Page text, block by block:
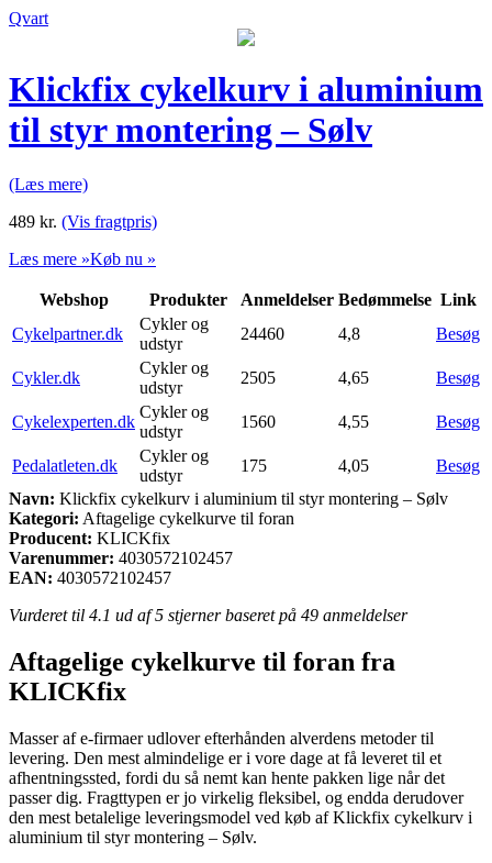
Qvart
Klickfix cykelkurv i aluminium
til styr montering – Sølv
(Læs mere)
489 kr. (Vis fragtpris)
Læs mere »Køb nu »
Webshop Produkter Anmeldelser Bedømmelse Link
Cykelpartner.dk
Cykler og
udstyr
24460 4,8 Besøg
Cykler.dk
Cykler og
udstyr
2505 4,65 Besøg
Cykelexperten.dk
Cykler og
udstyr
1560 4,55 Besøg
Pedalatleten.dk
Cykler og
udstyr
175 4,05
Besøg
Navn: Klickfix cykelkurv i aluminium til styr montering – Sølv
Kategori: Aftagelige cykelkurve til foran
Producent: KLICKfix
Varenummer: 4030572102457
EAN: 4030572102457
Vurderet til 4.1 ud af 5 stjerner baseret på 49 anmeldelser
Aftagelige cykelkurve til foran fra
KLICKfix
Masser af e-firmaer udlover efterhånden alverdens metoder til
levering. Den mest almindelige er i vore dage at få leveret til et
afhentningssted, fordi du så nemt kan hente pakken lige når det
passer dig. Fragttypen er jo virkelig fleksibel, og endda derudover
den mest betalelige leveringsmodel ved køb af Klickfix cykelkurv i
aluminium til styr montering – Sølv.